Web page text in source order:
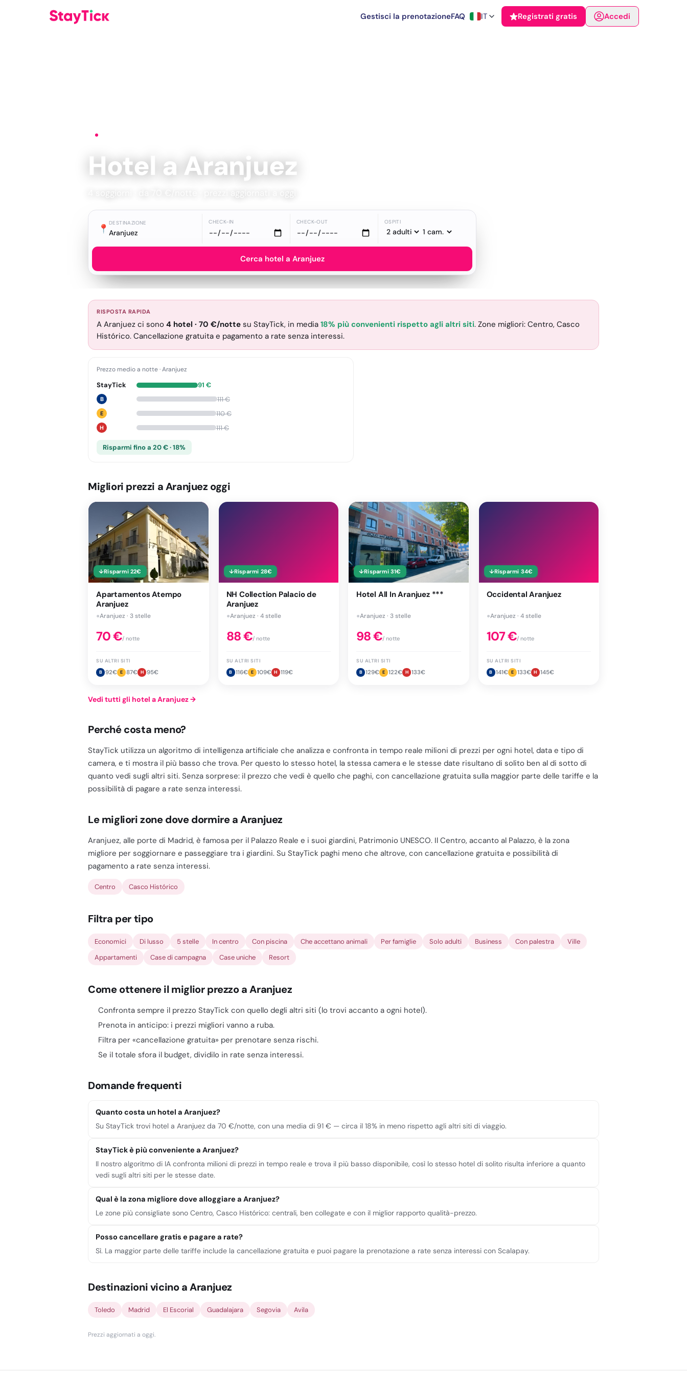
Gestisci la prenotazioneFAQ IT Registrati gratis Accedi
Hotel a Aranjuez
4 soggiorni · da 70 €/notte · prezzi aggiornati a oggi
📍 DESTINAZIONE
Aranjuez
CHECK-IN CHECK-OUT OSPITI
Cerca hotel a Aranjuez
RISPOSTA RAPIDA
A Aranjuez ci sono 4 hotel · 70 €/notte su StayTick, in media 18% più convenienti rispetto agli altri siti. Zone migliori: Centro, Casco
Histórico. Cancellazione gratuita e pagamento a rate senza interessi.
Prezzo medio a notte·Aranjuez
StayTick 91 €
B 111€
E 110€
H 111€
Risparmi fino a 20 € · 18%
Migliori prezzi a Aranjuez oggi
↓Risparmi 22€
Apartamentos Atempo
Aranjuez
●Aranjuez · 3 stelle
70€/ notte
SU ALTRI SITI
B 92€ E 87€ H 95€
↓Risparmi 28€
NH Collection Palacio de
Aranjuez
●Aranjuez · 4 stelle
88€/ notte
SU ALTRI SITI
B 116€ E 109€ H 119€
↓Risparmi 31€
Hotel All In Aranjuez ***
●Aranjuez · 3 stelle
98€/ notte
SU ALTRI SITI
B 129€ E 122€ H 133€
↓Risparmi 34€
Occidental Aranjuez
●Aranjuez · 4 stelle
107€/ notte
SU ALTRI SITI
B 141€ E 133€ H 145€
Vedi tutti gli hotel a Aranjuez→
Perché costa meno?
StayTick utilizza un algoritmo di intelligenza artificiale che analizza e confronta in tempo reale milioni di prezzi per ogni hotel, data e tipo di
camera, e ti mostra il più basso che trova. Per questo lo stesso hotel, la stessa camera e le stesse date risultano di solito ben al di sotto di
quanto vedi sugli altri siti. Senza sorprese: il prezzo che vedi è quello che paghi, con cancellazione gratuita sulla maggior parte delle tariffe e la
possibilità di pagare a rate senza interessi.
Le migliori zone dove dormire a Aranjuez
Aranjuez, alle porte di Madrid, è famosa per il Palazzo Reale e i suoi giardini, Patrimonio UNESCO. Il Centro, accanto al Palazzo, è la zona
migliore per soggiornare e passeggiare tra i giardini. Su StayTick paghi meno che altrove, con cancellazione gratuita e possibilità di
pagamento a rate senza interessi.
Centro Casco Histórico
Filtra per tipo
Economici Di lusso 5 stelle In centro Con piscina Che accettano animali Per famiglie Solo adulti Business Con palestra
Ville
Appartamenti
Case di campagna Case uniche Resort
Come ottenere il miglior prezzo a Aranjuez
Confronta sempre il prezzo StayTick con quello degli altri siti (lo trovi accanto a ogni hotel).
Prenota in anticipo: i prezzi migliori vanno a ruba.
Filtra per «cancellazione gratuita» per prenotare senza rischi.
Se il totale sfora il budget, dividilo in rate senza interessi.
Domande frequenti
Quanto costa un hotel a Aranjuez?
Su StayTick trovi hotel a Aranjuez da 70 €/notte, con una media di 91 € — circa il 18% in meno rispetto agli altri siti di viaggio.
StayTick è più conveniente a Aranjuez?
Il nostro algoritmo di IA confronta milioni di prezzi in tempo reale e trova il più basso disponibile, così lo stesso hotel di solito risulta inferiore a quanto
vedi sugli altri siti per le stesse date.
Qual è la zona migliore dove alloggiare a Aranjuez?
Le zone più consigliate sono Centro, Casco Histórico: centrali, ben collegate e con il miglior rapporto qualità-prezzo.
Posso cancellare gratis e pagare a rate?
Sì. La maggior parte delle tariffe include la cancellazione gratuita e puoi pagare la prenotazione a rate senza interessi con Scalapay.
Destinazioni vicino a Aranjuez
Toledo Madrid El Escorial Guadalajara Segovia Avila
Prezzi aggiornati a oggi.